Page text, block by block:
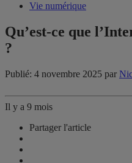
Vie numérique
Qu’est-ce que
?
Publié: 4 novembre 2025 par
Il y a 9 mois
Partager l'article